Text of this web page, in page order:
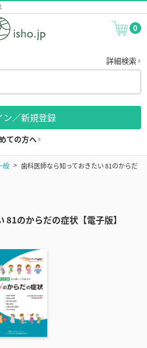
0
詳細検索
ン／新規登録
ての方へ
般
歯科医師なら知っておきたい 81のからだ
のからだの症状【電子版】